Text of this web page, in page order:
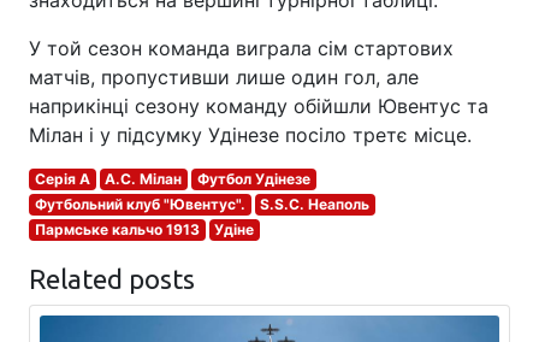
У той сезон команда виграла сім стартових
матчів, пропустивши лише один гол, але
наприкінці сезону команду обійшли Ювентус та
Мілан і у підсумку Удінезе посіло третє місце.
Серія A A.C. Мілан
Футбол Удінезе
Футбольний клуб "Ювентус".
S.S.C. Неаполь
Пармське кальчо 1913
Удіне
Related posts